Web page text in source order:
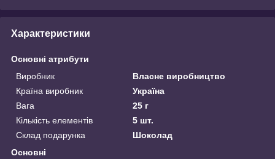
Характеристики
Основні атрибути
Виробник
Власне виробництво
Країна виробник
Україна
Вага
25 г
Кількість елементів
5 шт.
Склад подарунка
Шоколад
Основні